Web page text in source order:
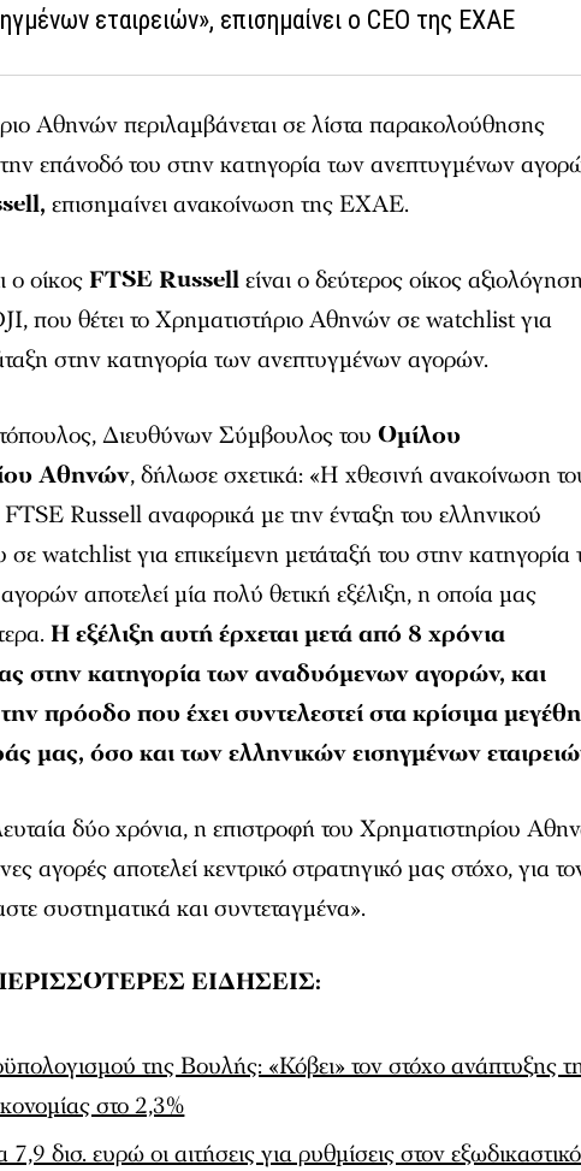
εταιρειών», επισημαίνει ο CEO της ΕΧΑΕ
Αθηνών περιλαμβάνεται σε λίστα παρακολούθησης
επάνοδό του στην κατηγορία των ανεπτυγμένων
επισημαίνει ανακοίνωση της ΕΧΑΕ.
ο οίκοςFTSE Russellείναι ο δεύτερος οίκος
που θέτει το Χρηματιστήριο Αθηνών σε watchlist για
στην κατηγορία των ανεπτυγμένων αγορών.
Διευθύνων Σύμβουλος τουΟμίλου
Αθηνών, δήλωσε σχετικά: «H χθεσινή ανακοίνωση
FTSE Russell αναφορικά με την ένταξη του ελληνικού
σε watchlist για επικείμενη μετάταξή του στην κατηγορία
αποτελεί μία πολύ θετική εξέλιξη, η οποία μας
Η εξέλιξη αυτή έρχεται μετά από 8 χρόνια
στην κατηγορία των αναδυόμενων αγορών, και
πρόοδο που έχει συντελεστεί στα κρίσιμα μεγέθη
μας, όσο και των ελληνικών εισηγμένων
δύο χρόνια, η επιστροφή του Χρηματιστηρίου
αγορές αποτελεί κεντρικό στρατηγικό μας στόχο, για
συστηματικά και συντεταγμένα».
ΕΙΔΗΣΕΙΣ:
της Βουλής: «Κόβει» τον στόχο ανάπτυξης
στο 2,3%
δισ. ευρώ οι αιτήσεις για ρυθμίσεις στον εξωδικαστικό